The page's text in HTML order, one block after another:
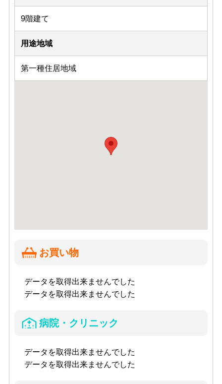
9階建て
用途地域
第一種住居地域
お買い物
データを取得出来ませんでした
データを取得出来ませんでした
病院・クリニック
データを取得出来ませんでした
データを取得出来ませんでした